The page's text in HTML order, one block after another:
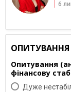
6
ОПИТУВАННЯ
Опитування
фінансову
Дуже